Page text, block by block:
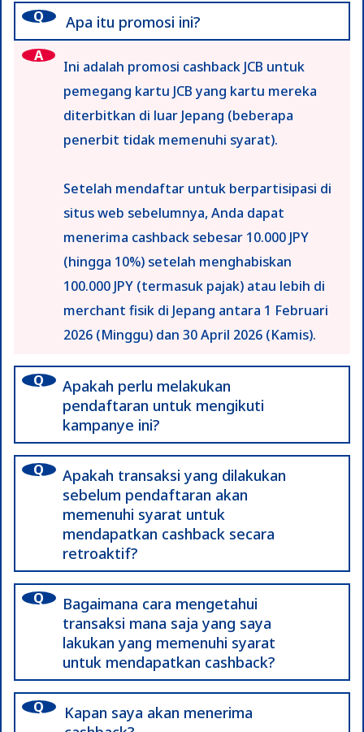
Q Apa itu promosi ini?
A
Ini adalah promosi cashback JCB untuk
pemegang kartu JCB yang kartu mereka
diterbitkan di luar Jepang (beberapa
penerbit tidak memenuhi syarat).
Setelah mendaftar untuk berpartisipasi di
situs web sebelumnya, Anda dapat
menerima cashback sebesar 10.000 JPY
(hingga 10%) setelah menghabiskan
100.000 JPY (termasuk pajak) atau lebih di
merchant fisik di Jepang antara 1 Februari
2026 (Minggu) dan 30 April 2026 (Kamis).
Q
Apakah perlu melakukan
pendaftaran untuk mengikuti
kampanye ini?
A
Pendaftaran harus dilakukan sebelum
menggunakan kartu JCB Anda. Harap
diperhatikan bahwa pendaftaran terpisah
diperlukan untuk setiap kampanye
cashback di masing-masing merchant yang
mendapatkan cashback.
Q
Apakah transaksi yang dilakukan
sebelum pendaftaran akan
memenuhi syarat untuk
mendapatkan cashback secara
retroaktif?
A
Transaksi yang dilakukan sebelum
menyelesaikan pendaftaran tidak akan
memenuhi syarat untuk mendapatkan
promo ini, meskipun masih dalam periode
promosi.
Q
Bagaimana cara mengetahui
transaksi mana saja yang saya
lakukan yang memenuhi syarat
untuk mendapatkan cashback?
A
Silahkan gunakan kartu JCB Anda di
Q
Kapan saya akan menerima